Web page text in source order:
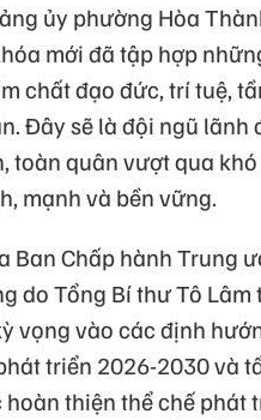
ủy phường Hòa
mới đã tập hợp
chất đạo đức, trí tuệ,
Đây sẽ là đội ngũ lãnh
toàn quân vượt qua
mạnh và bền vững.
Ban Chấp hành Trung
do Tổng Bí thư Tô Lâm
vọng vào các định
triển 2026-2030 và
thiện thể chế phát